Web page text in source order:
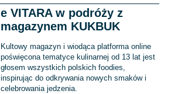
e VITARA w podróży z
magazynem KUKBUK
Kultowy magazyn i wiodąca platforma online
poświęcona tematyce kulinarnej od 13 lat jest
głosem wszystkich polskich foodies,
inspirując do odkrywania nowych smaków i
celebrowania jedzenia.